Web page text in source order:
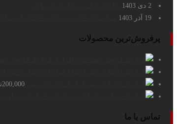
2 دی 1403
19 آذر 1403
پرفروش‌ترین محصولات
200,000
تماس با ما